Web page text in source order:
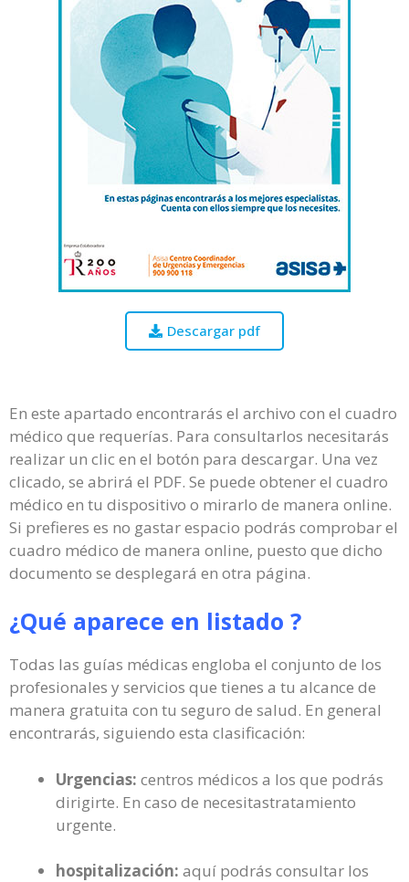
Descargar pdf
En este apartado encontrarás el archivo con el cuadro
médico que requerías. Para consultarlos necesitarás
realizar un clic en el botón para descargar. Una vez
clicado, se abrirá el PDF. Se puede obtener el cuadro
médico en tu dispositivo o mirarlo de manera online.
Si prefieres es no gastar espacio podrás comprobar el
cuadro médico de manera online, puesto que dicho
documento se desplegará en otra página.
¿Qué aparece en listado ?
Todas las guías médicas engloba el conjunto de los
profesionales y servicios que tienes a tu alcance de
manera gratuita con tu seguro de salud. En general
encontrarás, siguiendo esta clasificación:
Urgencias: centros médicos a los que podrás
dirigirte. En caso de necesitastratamiento
urgente.
hospitalización: aquí podrás consultar los